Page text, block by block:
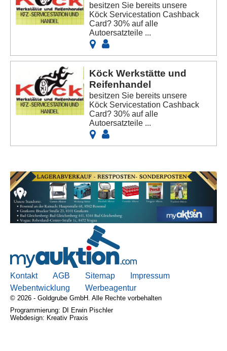
besitzen Sie bereits unsere
Köck Servicestation Cashback
Card? 30% auf alle
Autoersatzteile ...
Köck Werkstätte und
Reifenhandel
besitzen Sie bereits unsere
Köck Servicestation Cashback
Card? 30% auf alle
Autoersatzteile ...
Kontakt AGB Sitemap
Impressum
Webentwicklung
Werbeagentur
© 2026 - Goldgrube GmbH. Alle Rechte vorbehalten
Programmierung: DI Erwin Pischler
Webdesign: Kreativ Praxis